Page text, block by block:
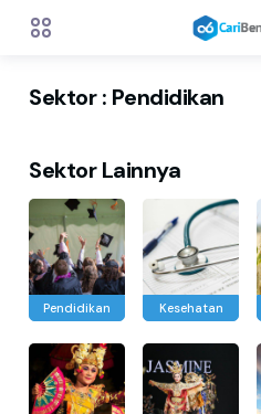
Sektor : Pendidikan
Sektor Lainnya
Pendidikan Kesehatan